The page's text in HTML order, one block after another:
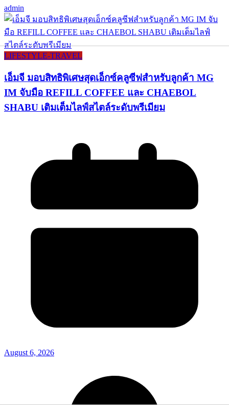
admin
LIFESTYLE​-TRAVEL​
เอ็มจี มอบสิทธิพิเศษสุดเอ็กซ์คลูซีฟสำหรับลูกค้า MG
IM จับมือ REFILL COFFEE และ CHAEBOL
SHABU เติมเต็มไลฟ์สไตล์ระดับพรีเมียม
August 6, 2026